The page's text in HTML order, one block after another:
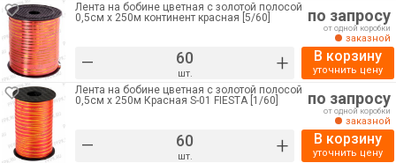
Лента на бобине цветная с золотой полосой
0,5см х 250м континент красная [5/60]
– шт. +
по запросу
от одной коробки
заказной
В корзину
уточнить цену
Лента на бобине цветная с золотой полосой
0,5см х 250м Красная S-01 FIESTA [1/60]
– шт. +
по запросу
от одной коробки
заказной
В корзину
уточнить цену